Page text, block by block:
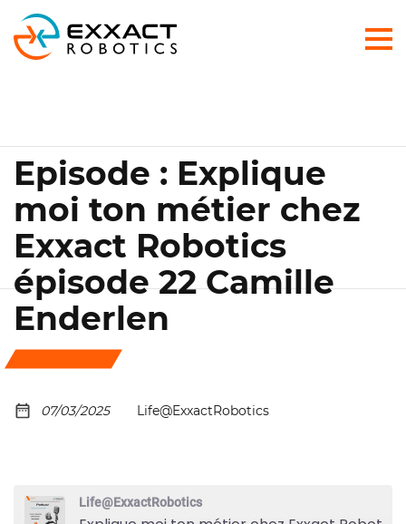
Episode : Explique
moi ton métier chez
Exxact Robotics
épisode 22 Camille
Enderlen
07/03/2025 Life@ExxactRobotics
Life@ExxactRobotics